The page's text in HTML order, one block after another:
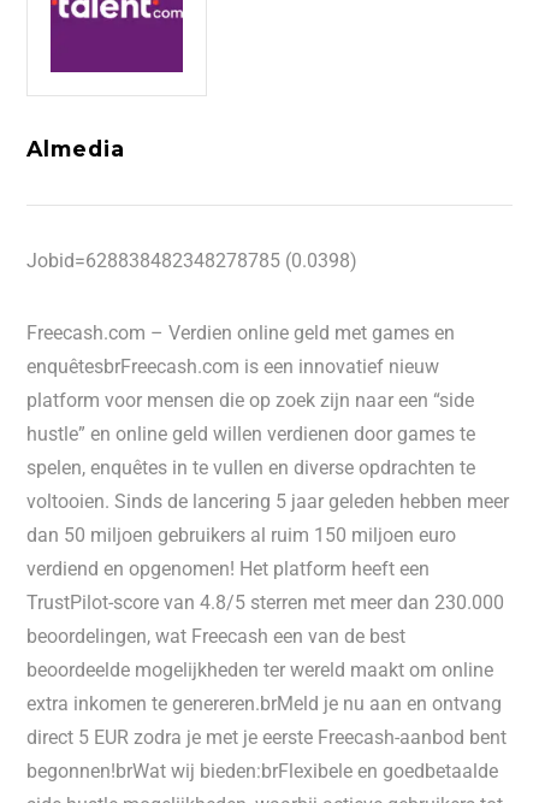
Almedia
Jobid=628838482348278785 (0.0398)
Freecash.com – Verdien online geld met games en
enquêtesbrFreecash.com is een innovatief nieuw
platform voor mensen die op zoek zijn naar een “side
hustle” en online geld willen verdienen door games te
spelen, enquêtes in te vullen en diverse opdrachten te
voltooien. Sinds de lancering 5 jaar geleden hebben meer
dan 50 miljoen gebruikers al ruim 150 miljoen euro
verdiend en opgenomen! Het platform heeft een
TrustPilot-score van 4.8/5 sterren met meer dan 230.000
beoordelingen, wat Freecash een van de best
beoordeelde mogelijkheden ter wereld maakt om online
extra inkomen te genereren.brMeld je nu aan en ontvang
direct 5 EUR zodra je met je eerste Freecash-aanbod bent
begonnen!brWat wij bieden:brFlexibele en goedbetaalde